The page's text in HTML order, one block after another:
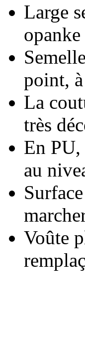
Large
point,
La
très
En PU,
au
Voûte